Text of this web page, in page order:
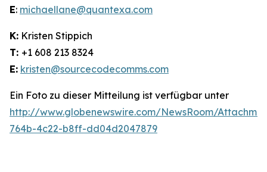
E: michaellane@quantexa.com
K: Kristen Stippich
T: +1 608 213 8324
E: kristen@sourcecodecomms.com
Ein Foto zu dieser Mitteilung ist verfügbar unter
http://www.globenewswire.com/NewsRoom/
764b-4c22-b8ff-dd04d2047879